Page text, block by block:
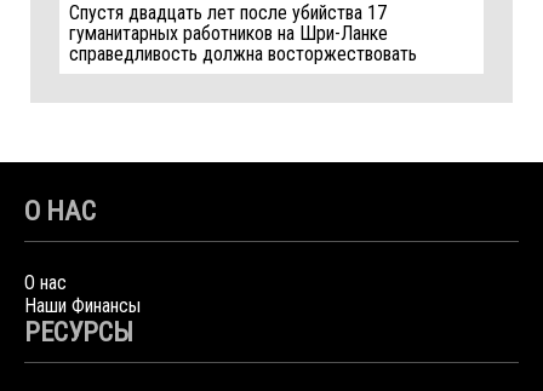
Спустя двадцать лет после убийства 17
гуманитарных работников на Шри-Ланке
справедливость должна восторжествовать
О НАС
О нас
Наши Финансы
РЕСУРСЫ